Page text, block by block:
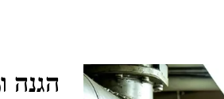
הגנה